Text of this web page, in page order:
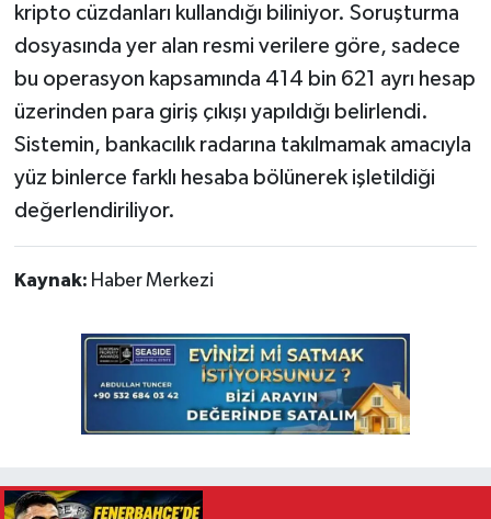
kripto cüzdanları kullandığı biliniyor. Soruşturma
dosyasında yer alan resmi verilere göre, sadece
bu operasyon kapsamında 414 bin 621 ayrı hesap
üzerinden para giriş çıkışı yapıldığı belirlendi.
Sistemin, bankacılık radarına takılmamak amacıyla
yüz binlerce farklı hesaba bölünerek işletildiği
değerlendiriliyor.
Kaynak: Haber Merkezi